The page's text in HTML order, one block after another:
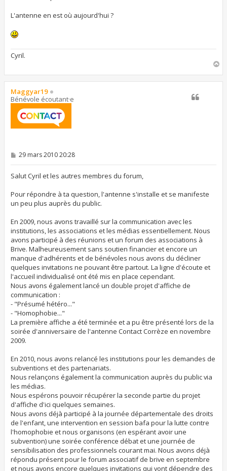
L'antenne en est où aujourd'hui ?
Cyril.
u
Maggyar19
Bénévole écoutant·e
M
s
e
29 mars 2010 20:28
Salut Cyril et les autres membres du forum,
Pour répondre à ta question, l'antenne s'installe et se manifeste
un peu plus auprès du public.
En 2009, nous avons travaillé sur la communication avec les
institutions, les associations et les médias essentiellement. Nous
avons participé à des réunions et un forum des associations à
Brive. Malheureusement sans soutien financier et encore un
manque d'adhérents et de bénévoles nous avons du décliner
quelques invitations ne pouvant être partout. La ligne d'écoute et
l'accueil individualisé ont été mis en place cependant.
Nous avons également lancé un double projet d'affiche de
communication :
- "Présumé hétéro..."
- "Homophobie..."
La première affiche a été terminée et a pu être présenté lors de la
soirée d'anniversaire de l'antenne Contact Corrèze en novembre
2009.
En 2010, nous avons relancé les institutions pour les demandes de
subventions et des partenariats.
Nous relançons également la communication auprès du public via
les médias.
Nous espérons pouvoir récupérer la seconde partie du projet
d'affiche d'ici quelques semaines.
Nous avons déjà participé à la journée départementale des droits
de l'enfant, une intervention en session bafa pour la lutte contre
l'homophobie et nous organisons (en espérant avoir une
subvention) une soirée conférence débat et une journée de
sensibilisation des professionnels courant mai. Nous avons déjà
répondu présent pour le forum associatif de brive en septembre
et nous avons encore quelques invitations qui vont dépendre des